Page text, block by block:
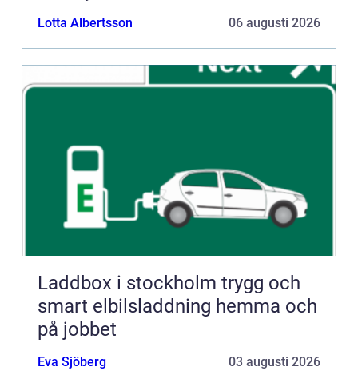
Lotta Albertsson 06 augusti 2026
Laddbox i stockholm trygg och
smart elbilsladdning hemma och
på jobbet
Eva Sjöberg 03 augusti 2026